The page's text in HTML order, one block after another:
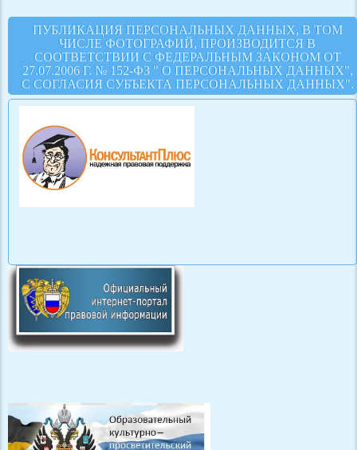
ПУБЛИКАЦИЯ ПЕРСОНАЛЬНЫХ ДАННЫХ, В ТОМ
ЧИСЛЕ ФОТОГРАФИЙ, ПРОИЗВОДИТСЯ В
СООТВЕТСТВИИ С ФЕДЕРАЛЬНЫМ ЗАКОНОМ ОТ
27.07.2006 Г. № 152-ФЗ " О ПЕРСОНАЛЬНЫХ ДАННЫХ",
С СОГЛАСИЯ СУБЪЕКТА ПЕРСОНАЛЬНЫХ ДАННЫХ".